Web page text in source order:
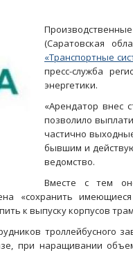
(Саратовская
«Транспортные
пресс-служба
энергетики.
«Арендатор внес
позволило
частично
бывшим и
ведомство.
Вместе с тем
«сохранить
к выпуску корпусов
троллейбусного
при наращивании